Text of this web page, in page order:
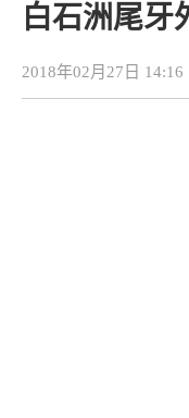
白石洲尾
2018年02月27日 14:16